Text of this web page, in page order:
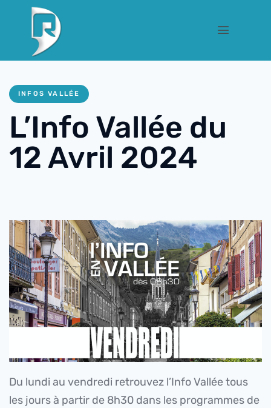
INFOS VALLÉE
L’Info Vallée du
12 Avril 2024
Du lundi au vendredi retrouvez l’Info Vallée tous
les jours à partir de 8h30 dans les programmes de